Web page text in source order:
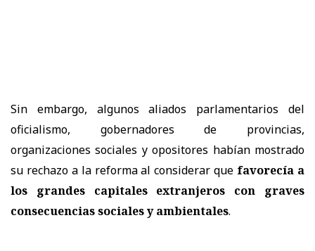
Sin embargo, algunos aliados parlamentarios del
oficialismo, gobernadores de provincias,
organizaciones sociales y opositores habían mostrado
su rechazo a la reforma al considerar que favorecía a
los grandes capitales extranjeros con graves
consecuencias sociales y ambientales.